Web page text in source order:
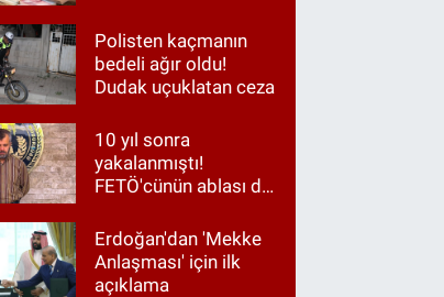
Polisten kaçmanın
bedeli ağır oldu!
Dudak uçuklatan ceza
10 yıl sonra
yakalanmıştı!
FETÖ'cünün ablası da
Erdoğan'dan 'Mekke
Anlaşması' için ilk
açıklama